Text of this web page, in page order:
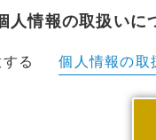
人情報の取扱いに
る 個人情報の取